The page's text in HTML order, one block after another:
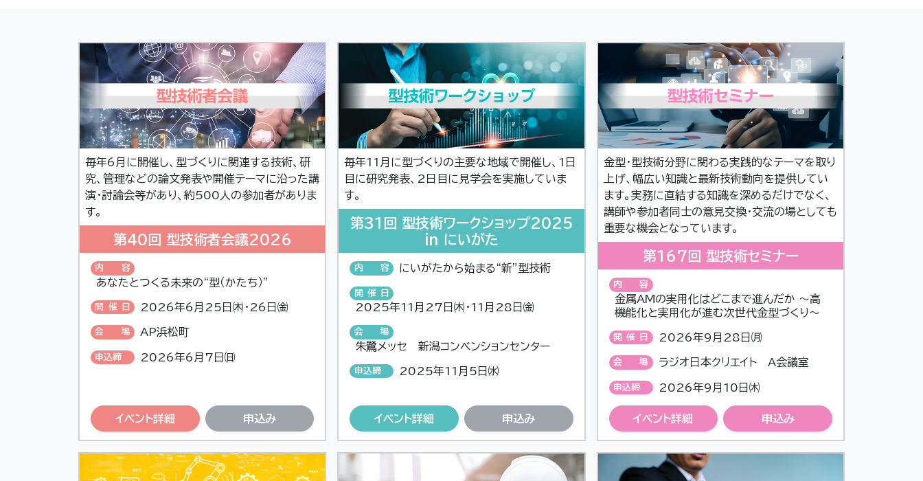
毎年6月に開催し、型づくりに関連する技術、研
究、管理などの論文発表や開催テーマに沿った講
演・討論会等があり、約500人の参加者がありま
す。
第40回 型技術者会議2026
内容
あなたとつくる未来の“型（かたち）”
開催日 2026年6月25日㈭・26日㈮
会場 AP浜松町
申込締
2026年6月7日㈰
イベント詳細 申込み
毎年11月に型づくりの主要な地域で開催し、1日
目に研究発表、2日目に見学会を実施していま
す。
第31回 型技術ワークショップ2025
in にいがた
内容 にいがたから始まる“新”型技術
開催日
2025年11月27日㈭・11月28日㈮
会場
朱鷺メッセ 新潟コンベンションセンター
申込締
2025年11月5日㈬
イベント詳細 申込み
金型・型技術分野に関わる実践的なテーマを取り
上げ、幅広い知識と最新技術動向を提供してい
ます。実務に直結する知識を深めるだけでなく、
講師や参加者同士の意見交換・交流の場としても
重要な機会となっています。
第167回 型技術セミナー
内容
金属AMの実用化はどこまで進んだか ～高
機能化と実用化が進む次世代金型づくり～
開催日 2026年9月28日㈪
会場 ラジオ日本クリエイト A会議室
申込締
2026年9月10日㈭
イベント詳細 申込み